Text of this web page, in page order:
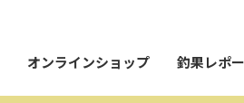
オンラインショップ 釣果レポ